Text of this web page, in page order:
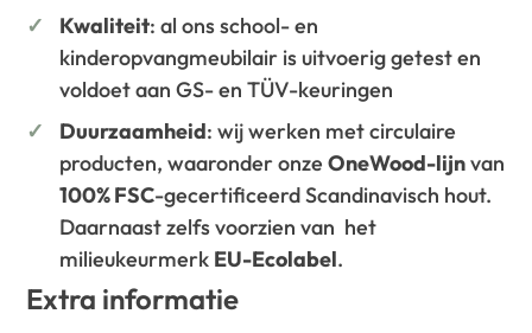
Kwaliteit: al ons school- en
kinderopvangmeubilair is uitvoerig getest en
voldoet aan GS- en TÜV-keuringen
Duurzaamheid: wij werken met circulaire
producten, waaronder onzeOneWood-lijnvan
100% FSC-gecertificeerd Scandinavisch hout.
Daarnaast zelfs voorzien van het
milieukeurmerk EU-Ecolabel.
Extra informatie